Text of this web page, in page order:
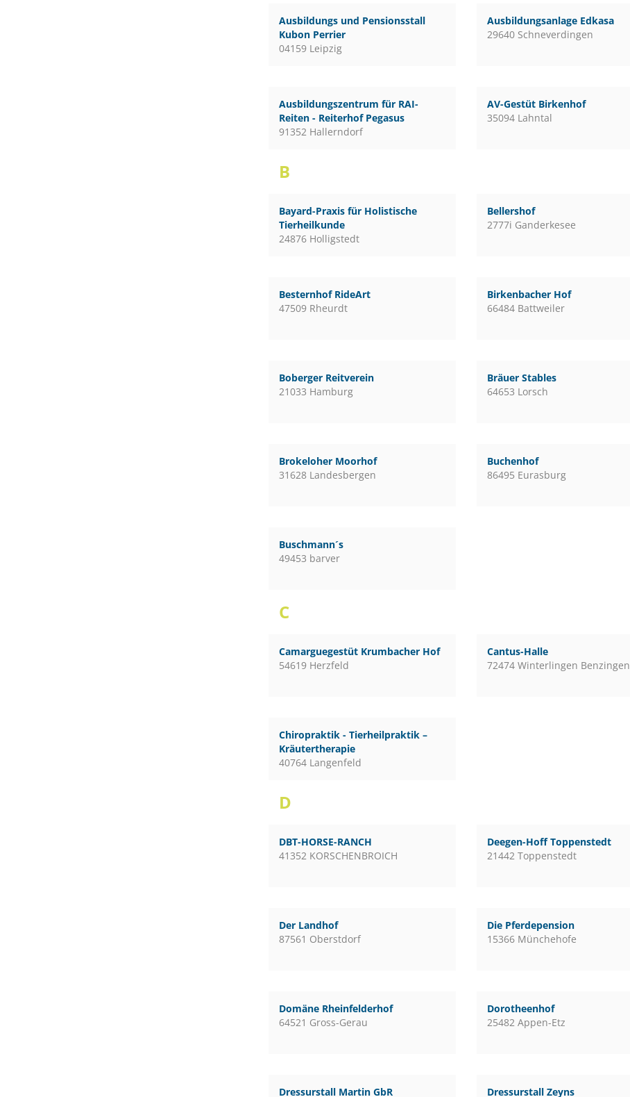
Ausbildungs und Pensionsstall
Kubon Perrier
04159 Leipzig
Ausbildungsanlage Edkasa
29640 Schneverdingen
Ausbildungszentrum für RAI-
Reiten - Reiterhof Pegasus
91352 Hallerndorf
AV-Gestüt Birkenhof
35094 Lahntal
B
Bayard-Praxis für Holistische
Tierheilkunde
24876 Holligstedt
Bellershof
2777i Ganderkesee
Besternhof RideArt
47509 Rheurdt
Birkenbacher Hof
66484 Battweiler
Boberger Reitverein
21033 Hamburg
Bräuer Stables
64653 Lorsch
Brokeloher Moorhof
31628 Landesbergen
Buchenhof
86495 Eurasburg
Buschmann´s
49453 barver
C
Camarguegestüt Krumbacher Hof
54619 Herzfeld
Cantus-Halle
72474 Winterlingen Benzingen
Chiropraktik - Tierheilpraktik –
Kräutertherapie
40764 Langenfeld
D
DBT-HORSE-RANCH
41352 KORSCHENBROICH
Deegen-Hoff Toppenstedt
21442 Toppenstedt
Der Landhof
87561 Oberstdorf
Die Pferdepension
15366 Münchehofe
Domäne Rheinfelderhof
64521 Gross-Gerau
Dorotheenhof
25482 Appen-Etz
Dressurstall Martin GbR Dressurstall Zeyns